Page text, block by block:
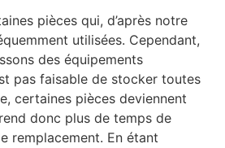
pièces qui, d’après notre
utilisées. Cependant,
des équipements
pas faisable de stocker toutes
certaines pièces deviennent
donc plus de temps de
remplacement. En étant